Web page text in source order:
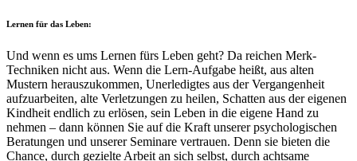
Lernen für das Leben:
Und wenn es ums Lernen fürs Leben geht? Da reichen Merk-
Techniken nicht aus. Wenn die Lern-Aufgabe heißt, aus alten
Mustern herauszukommen, Unerledigtes aus der Vergangenheit
aufzuarbeiten, alte Verletzungen zu heilen, Schatten aus der eigenen
Kindheit endlich zu erlösen, sein Leben in die eigene Hand zu
nehmen – dann können Sie auf die Kraft unserer psychologischen
Beratungen und unserer Seminare vertrauen. Denn sie bieten die
Chance, durch gezielte Arbeit an sich selbst, durch achtsame